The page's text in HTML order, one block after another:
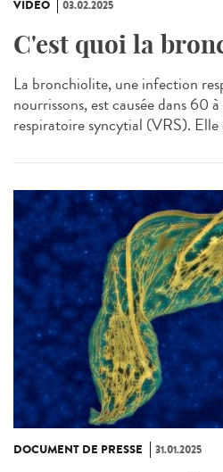
VIDÉO 03.02.2025
C'est quoi la
La bronchiolite, une infection
nourrissons, est causée dans 60
respiratoire syncytial (VRS). Elle
DOCUMENT DE PRESSE 31.01.2025